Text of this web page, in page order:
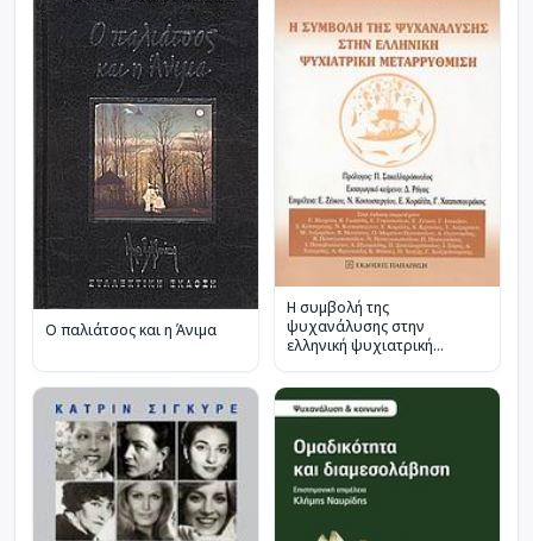
Ο παλιάτσος και η Άνιμα
Η συμβολή της
ψυχανάλυσης στην
ελληνική ψυχιατρική